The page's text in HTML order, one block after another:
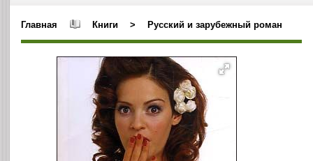
Главная Книги > Русский и зарубежный роман